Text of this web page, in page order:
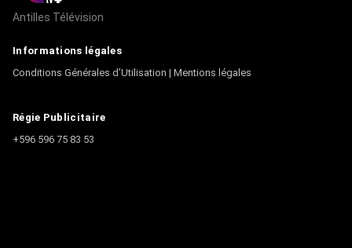
Antilles Télévision
Informations légales
Conditions Générales d’Utilisation | Mentions légales
Régie Publicitaire
+596 596 75 83 53